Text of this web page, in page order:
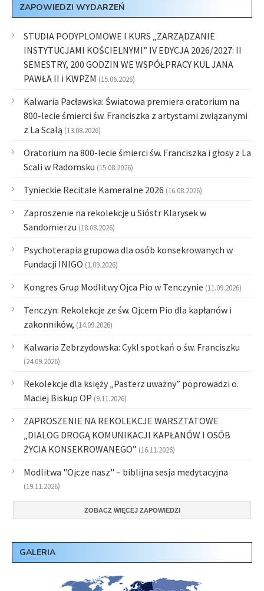
ZAPOWIEDZI WYDARZEŃ
STUDIA PODYPLOMOWE I KURS „ZARZĄDZANIE
INSTYTUCJAMI KOŚCIELNYMI” IV EDYCJA 2026/2027: II
SEMESTRY, 200 GODZIN WE WSPÓŁPRACY KUL JANA
PAWŁA II i KWPZM (15.06.2026)
Kalwaria Pacławska: Światowa premiera oratorium na
800-lecie śmierci św. Franciszka z artystami związanymi
z La Scalą (13.08.2026)
Oratorium na 800-lecie śmierci św. Franciszka i głosy z La
Scali w Radomsku (15.08.2026)
Tynieckie Recitale Kameralne 2026 (16.08.2026)
Zaproszenie na rekolekcje u Sióstr Klarysek w
Sandomierzu (18.08.2026)
Psychoterapia grupowa dla osób konsekrowanych w
Fundacji INIGO (1.09.2026)
Kongres Grup Modlitwy Ojca Pio w Tenczynie (11.09.2026)
Tenczyn: Rekolekcje ze św. Ojcem Pio dla kapłanów i
zakonników, (14.09.2026)
Kalwaria Zebrzydowska: Cykl spotkań o św. Franciszku
(24.09.2026)
Rekolekcje dla księży „Pasterz uważny” poprowadzi o.
Maciej Biskup OP (9.11.2026)
ZAPROSZENIE NA REKOLEKCJE WARSZTATOWE
„DIALOG DROGĄ KOMUNIKACJI KAPŁANÓW I OSÓB
ŻYCIA KONSEKROWANEGO” (16.11.2026)
Modlitwa "Ojcze nasz" – biblijna sesja medytacyjna
(19.11.2026)
ZOBACZ WIĘCEJ ZAPOWIEDZI
GALERIA